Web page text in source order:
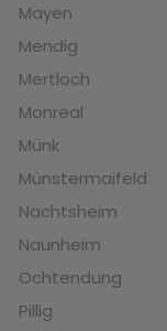
Mayen
Mendig
Mertloch
Monreal
Münk
Münstermaifeld
Nachtsheim
Naunheim
Ochtendung
Pillig